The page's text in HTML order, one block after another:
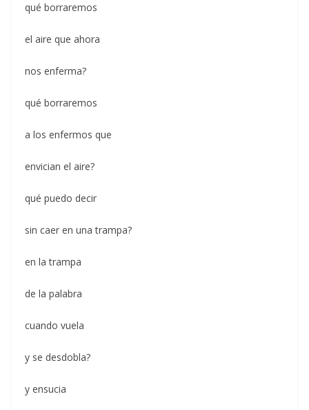
qué borraremos
el aire que ahora
nos enferma?
qué borraremos
a los enfermos que
envician el aire?
qué puedo decir
sin caer en una trampa?
en la trampa
de la palabra
cuando vuela
y se desdobla?
y ensucia